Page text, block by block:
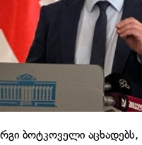
ბოტკოველი